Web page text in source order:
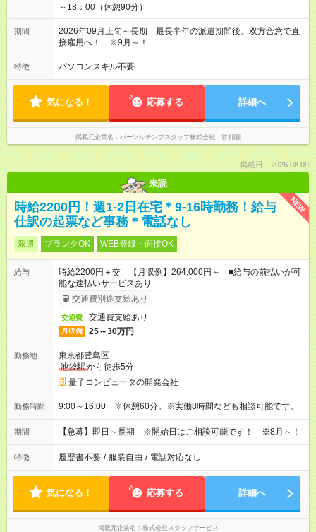
～18：00（休憩90分）
期間
2026年09月上旬～長期 最長半年の派遣期間後、双方合意で直
接雇用へ！ ※9月～！
特徴 パソコンスキル不要
気になる！ 応募する 詳細へ
掲載元企業名 パーソルテンプスタッフ株式会社 首都圏
掲載日：2026.08.09
未読
NEW
時給2200円！週1-2日在宅＊9-16時勤務！給与
仕訳の起票など事務＊電話なし
派遣 ブランクOK WEB登録・面接OK
給与
時給2200円＋交 【月収例】264,000円～ ■給与の前払いが可
能な速払いサービスあり
交通費別途支給あり
交通費 交通費支給あり
月収例 25～30万円
勤務地
東京都豊島区
池袋駅から徒歩5分
量子コンピュータの開発会社
勤務時間 9:00～16:00 ※休憩60分。※実働8時間なども相談可能です。
期間 【急募】即日～長期 ※開始日はご相談可能です！ ※8月～！
特徴 履歴書不要 / 服装自由 / 電話対応なし
気になる！ 応募する 詳細へ
掲載元企業名 株式会社スタッフサービス